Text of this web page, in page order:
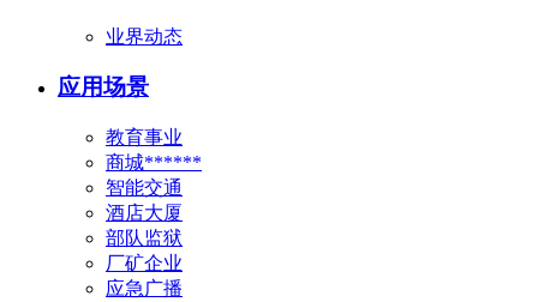
业界动态
应用场景
教育事业
商城******
智能交通
酒店大厦
部队监狱
厂矿企业
应急广播